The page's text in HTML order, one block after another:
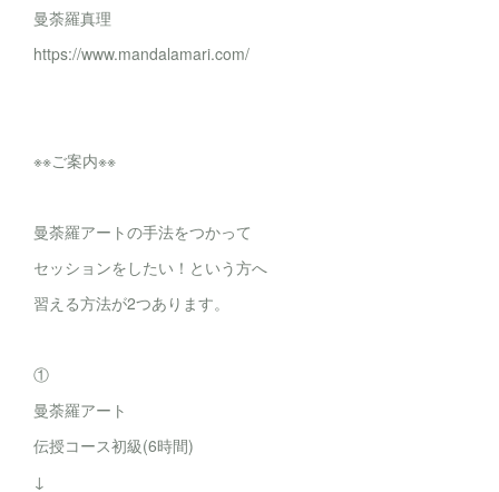
曼荼羅真理
https://www.mandalamari.com/
※※ご案内※※
曼荼羅アートの手法をつかって
セッションをしたい！という方へ
習える方法が2つあります。
①
曼荼羅アート
伝授コース初級(6時間)
↓